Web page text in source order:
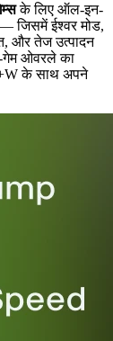
के लिए ऑल-इन-
जिसमें ईश्वर मोड,
और तेज उत्पादन
ओवरले का
के साथ अपने